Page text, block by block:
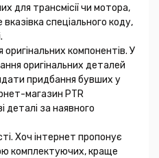
для трансмісії чи мотора,
спеціального коду,
компонентів. У
оригінальних деталей
придбання бувших у
магазин PTR
деталі за наявного
Хоч інтернет пропонує
комплектуючих, краще